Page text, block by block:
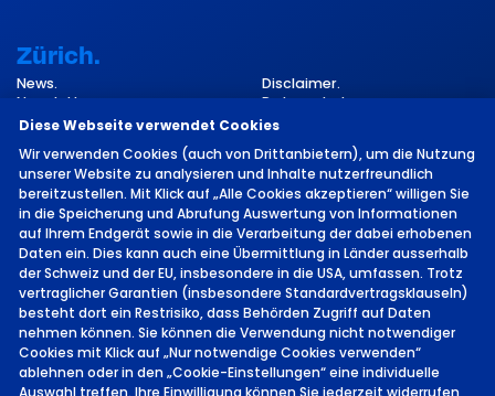
Zürich.
News.
Newsletter.
Kontakt.
Disclaimer.
Datenschutz.
Impressum.
©2026 von MCH Group AG
Diese Webseite verwendet Cookies
Wir verwenden Cookies (auch von Drittanbietern), um die Nutzung
unserer Website zu analysieren und Inhalte nutzerfreundlich
bereitzustellen. Mit Klick auf „Alle Cookies akzeptieren“ willigen Sie
in die Speicherung und Abrufung Auswertung von Informationen
auf Ihrem Endgerät sowie in die Verarbeitung der dabei erhobenen
Daten ein. Dies kann auch eine Übermittlung in Länder ausserhalb
der Schweiz und der EU, insbesondere in die USA, umfassen. Trotz
vertraglicher Garantien (insbesondere Standardvertragsklauseln)
besteht dort ein Restrisiko, dass Behörden Zugriff auf Daten
nehmen können. Sie können die Verwendung nicht notwendiger
Cookies mit Klick auf „Nur notwendige Cookies verwenden“
ablehnen oder in den „Cookie-Einstellungen“ eine individuelle
Auswahl treffen. Ihre Einwilligung können Sie jederzeit widerrufen